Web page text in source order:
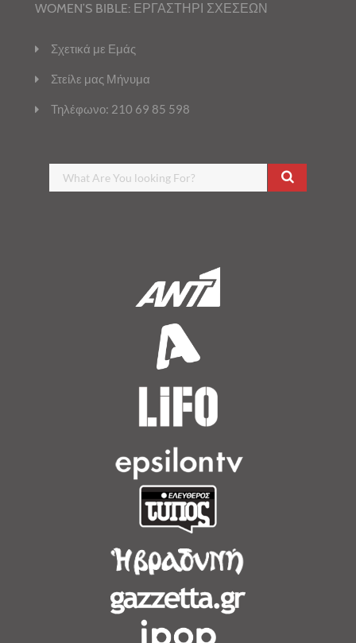
WOMEN’S BIBLE: ΕΡΓΑΣΤΗΡΙ ΣΧΕΣΕΩΝ
Σχετικά με Εμάς
Στείλε μας Μήνυμα
Τηλέφωνο: 210 69 85 598